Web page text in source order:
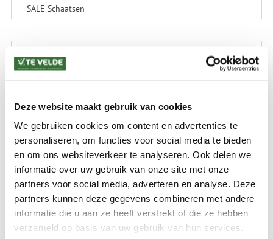
Deze website maakt gebruik van cookies
We gebruiken cookies om content en advertenties te
personaliseren, om functies voor social media te bieden
en om ons websiteverkeer te analyseren. Ook delen we
informatie over uw gebruik van onze site met onze
partners voor social media, adverteren en analyse. Deze
partners kunnen deze gegevens combineren met andere
informatie die u aan ze heeft verstrekt of die ze hebben
verzameld op basis van uw gebruik van hun services.
SALE Schaatsen
Levertijd: 2-4 werkdagen
*) Voor grotere pakketverzendingen en bijzondere (buitenland) bestemmingen kunnen
Kijk hier voor de ruilen-retourneren procedure
Waar is ons bedrijf gevestigd?
Drentse Poort 7
Nieuw Buinen (Stadskanaal)
+31 (0) 599-613946
info@tevelde.nl